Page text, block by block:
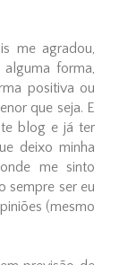
me agradou,
forma,
positiva ou
que seja. E
blog e já ter
deixo minha
me sinto
sempre ser eu
(mesmo